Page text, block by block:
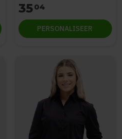
3504
PERSONALISEER